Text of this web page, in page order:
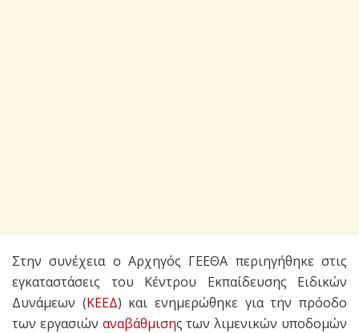
Στην συνέχεια ο Αρχηγός ΓΕΕΘΑ περιηγήθηκε στις
εγκαταστάσεις του Κέντρου Εκπαίδευσης Ειδικών
Δυνάμεων (ΚΕΕΔ) και ενημερώθηκε για την πρόοδο
των εργασιών αναβάθμισης των λιμενικών υποδομών